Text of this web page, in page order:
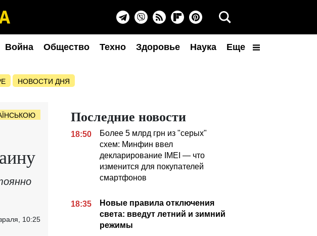
Война Общество Техно Здоровье Наука Еще
НОВОСТИ ДНЯ
10:25
Последние новости
18:50
Более 5 млрд грн из "серых"
схем: Минфин ввел
декларирование IMEI — что
изменится для покупателей
смартфонов
18:35
Новые правила отключения
света: введут летний и зимний
режимы